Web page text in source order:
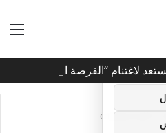
أخبار الرياضة